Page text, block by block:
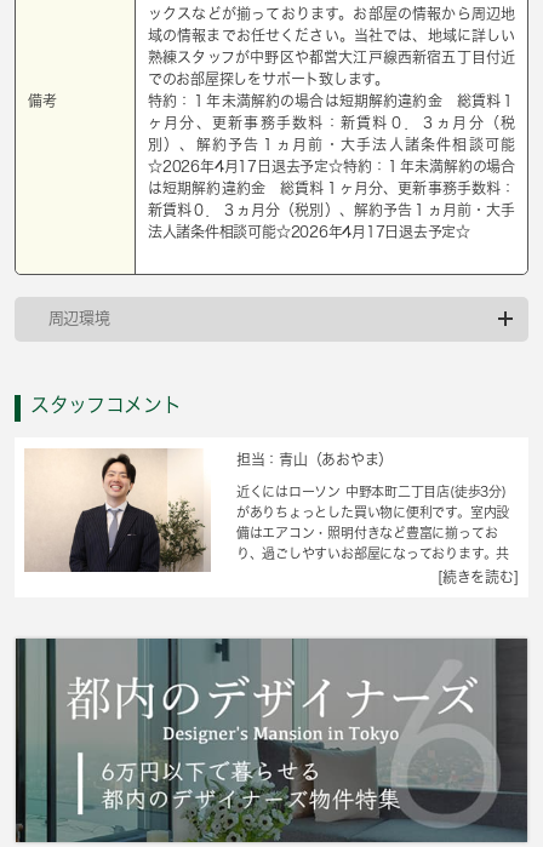
備考
ックスなどが揃っております。お部屋の情報から周辺地
域の情報までお任せください。当社では、地域に詳しい
熟練スタッフが中野区や都営大江戸線西新宿五丁目付近
でのお部屋探しをサポート致します。
特約：１年未満解約の場合は短期解約違約金 総賃料１
ヶ月分、更新事務手数料：新賃料０．３ヵ月分（税
別）、解約予告１ヵ月前・大手法人諸条件相談可能
☆2026年4月17日退去予定☆特約：１年未満解約の場合
は短期解約違約金 総賃料１ヶ月分、更新事務手数料：
新賃料０．３ヵ月分（税別）、解約予告１ヵ月前・大手
法人諸条件相談可能☆2026年4月17日退去予定☆
周辺環境
スタッフコメント
担当：青山（あおやま）
近くにはローソン 中野本町二丁目店(徒歩3分)
がありちょっとした買い物に便利です。室内設
備はエアコン・照明付きなど豊富に揃ってお
り、過ごしやすいお部屋になっております。共
用部には宅配ボックス・ゴミ出し24時間OKな
整理がしやすく便利です。火が出ない電気コン
に対応する事がモットーの当社なら、きっと満
足していただけるお部屋探しが可能です。中野
区や都営大江戸線西新宿五丁目付近のことなら
お任せ下さい。
[続きを読む]